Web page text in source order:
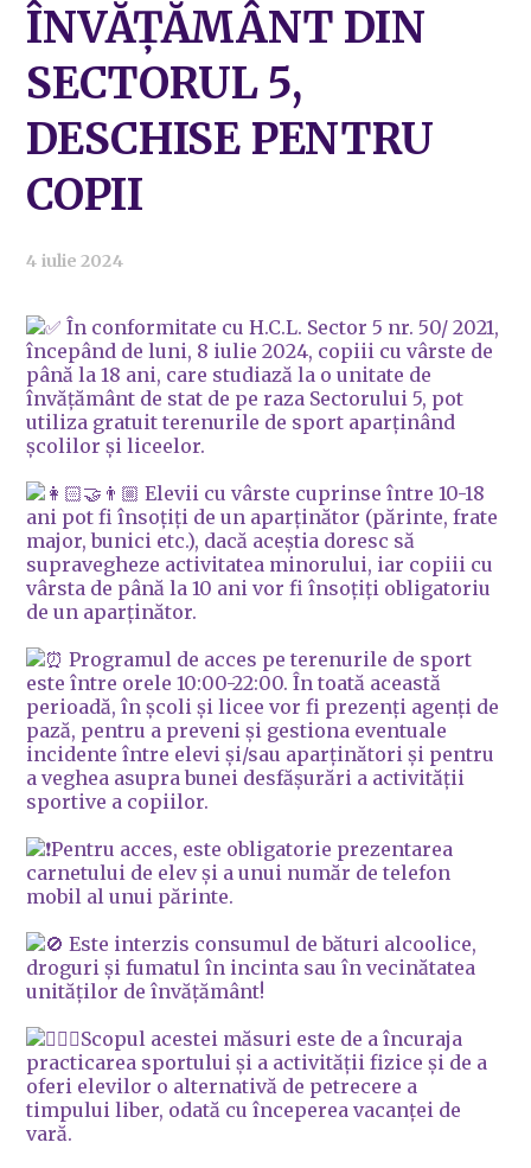
ÎNVĂȚĂMÂNT DIN
SECTORUL 5,
DESCHISE PENTRU
COPII
4 iulie 2024
În conformitate cu H.C.L. Sector 5 nr. 50/ 2021,
începând de luni, 8 iulie 2024, copiii cu vârste de
până la 18 ani, care studiază la o unitate de
învățământ de stat de pe raza Sectorului 5, pot
utiliza gratuit terenurile de sport aparținând
școlilor și liceelor.
Elevii cu vârste cuprinse între 10-18
ani pot fi însoțiți de un aparținător (părinte, frate
major, bunici etc.), dacă aceștia doresc să
supravegheze activitatea minorului, iar copiii cu
vârsta de până la 10 ani vor fi însoțiți obligatoriu
de un aparținător.
Programul de acces pe terenurile de sport
este între orele 10:00-22:00. În toată această
perioadă, în școli și licee vor fi prezenți agenți de
pază, pentru a preveni și gestiona eventuale
incidente între elevi și/sau aparținători și pentru
a veghea asupra bunei desfășurări a activității
sportive a copiilor.
Pentru acces, este obligatorie prezentarea
carnetului de elev și a unui număr de telefon
mobil al unui părinte.
Este interzis consumul de bături alcoolice,
droguri și fumatul în incinta sau în vecinătatea
unităților de învățământ!
Scopul acestei măsuri este de a încuraja
practicarea sportului și a activității fizice și de a
oferi elevilor o alternativă de petrecere a
timpului liber, odată cu începerea vacanței de
vară.